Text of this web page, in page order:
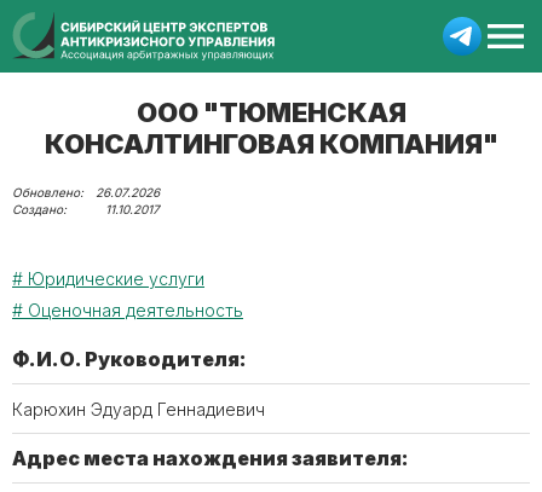
ООО "ТЮМЕНСКАЯ
КОНСАЛТИНГОВАЯ КОМПАНИЯ"
26.07.2026
11.10.2017
Юридические услуги
Оценочная деятельность
Ф.И.О. Руководителя:
Карюхин Эдуард Геннадиевич
Адрес места нахождения заявителя: